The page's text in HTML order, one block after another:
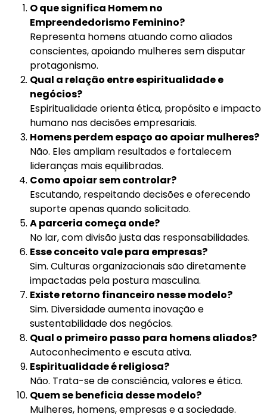
O que significa Homem no
Empreendedorismo Feminino?
Representa homens atuando como aliados
conscientes, apoiando mulheres sem disputar
protagonismo.
Qual a relação entre espiritualidade e
negócios?
Espiritualidade orienta ética, propósito e impacto
humano nas decisões empresariais.
Homens perdem espaço ao apoiar mulheres?
Não. Eles ampliam resultados e fortalecem
lideranças mais equilibradas.
Como apoiar sem controlar?
Escutando, respeitando decisões e oferecendo
suporte apenas quando solicitado.
A parceria começa onde?
No lar, com divisão justa das responsabilidades.
Esse conceito vale para empresas?
Sim. Culturas organizacionais são diretamente
impactadas pela postura masculina.
Existe retorno financeiro nesse modelo?
Sim. Diversidade aumenta inovação e
sustentabilidade dos negócios.
Qual o primeiro passo para homens aliados?
Autoconhecimento e escuta ativa.
Espiritualidade é religiosa?
Não. Trata-se de consciência, valores e ética.
Quem se beneficia desse modelo?
Mulheres, homens, empresas e a sociedade.